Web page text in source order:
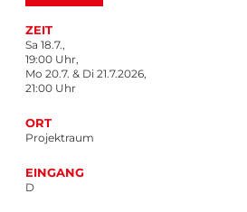
ZEIT
Sa 18.7.,
19:00 Uhr,
Mo 20.7. & Di 21.7.2026,
21:00 Uhr
ORT
Projektraum
EINGANG
D